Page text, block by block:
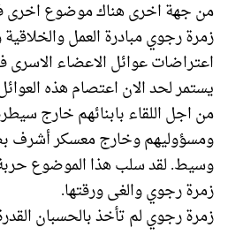
من جهة اخرى هناك موضوع اخرى
زمرة رجوي مبادرة العمل
اعتراضات عوائل الاعضاء
يستمر لحد الان اعتصام هذه
من اجل اللقاء بابنائهم خارج
ومسؤوليهم وخارج معسكر أشرف
وسيط. لقد سلب هذا الموضوع
زمرة رجوي والغى ورقتها.
زمرة رجوي لم تأخذ بالحسبان